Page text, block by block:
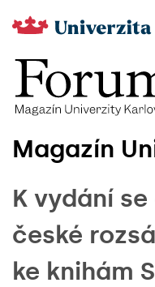
Magazín
K vydání
české
ke knihám